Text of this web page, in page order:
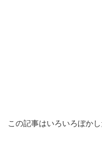
この記事はいろいろぼか